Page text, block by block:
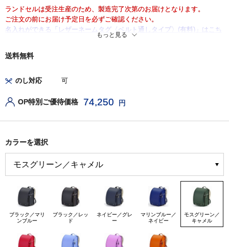
ランドセルは受注生産のため、製造完了次第のお届けとなります。
ご注文の前にお届け予定日を必ずご確認ください。
名入れができる「レザーネームタグ〈ベルト通しタイプ〉(有料)」はこち
もっと見る
送料無料
のし対応 可
OP特別ご優待価格 74,250 円
カラーを選択
ブラック／マリ
ンブルー
ブラック／レッ
ド
ネイビー／グレ
ー
マリンブルー／
ネイビー
モスグリーン／
キャメル